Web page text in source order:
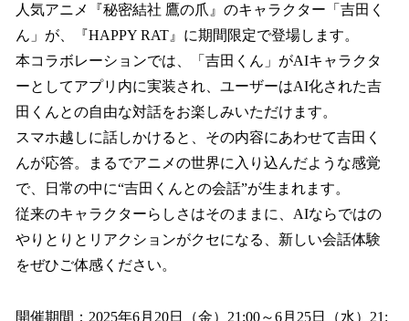
人気アニメ『秘密結社 鷹の爪』のキャラクター「吉田く
ん」が、『HAPPY RAT』に期間限定で登場します。
本コラボレーションでは、「吉田くん」がAIキャラクタ
ーとしてアプリ内に実装され、ユーザーはAI化された吉
田くんとの自由な対話をお楽しみいただけます。
スマホ越しに話しかけると、その内容にあわせて吉田く
んが応答。まるでアニメの世界に入り込んだような感覚
で、日常の中に“吉田くんとの会話”が生まれます。
従来のキャラクターらしさはそのままに、AIならではの
やりとりとリアクションがクセになる、新しい会話体験
をぜひご体感ください。
開催期間：2025年6月20日（金）21:00～6月25日（水）21: